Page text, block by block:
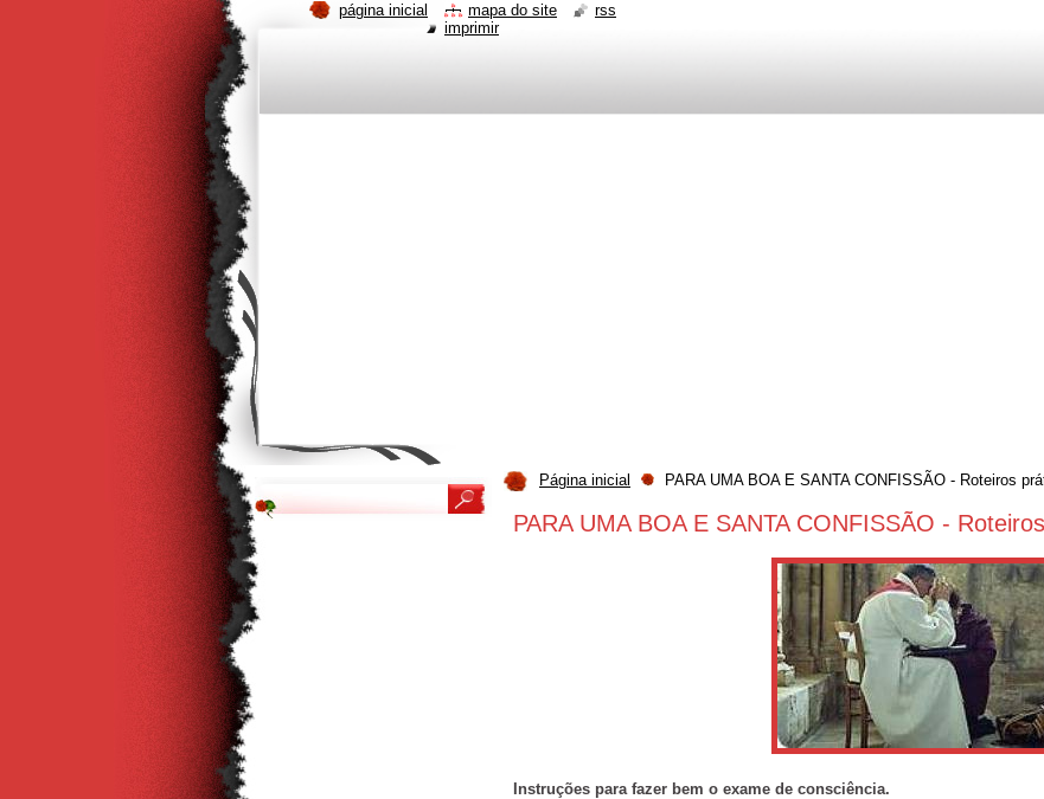
Página inicial PARA UMA BOA E SANTA CONFISSÃO - Roteiros
PARA UMA BOA E SANTA CONFISSÃO -
Instruções para fazer bem o exame de consciência.
página inicial mapa do site
rss
imprimir